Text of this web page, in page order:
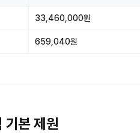
33,460,000원
659,040원
기본 제원